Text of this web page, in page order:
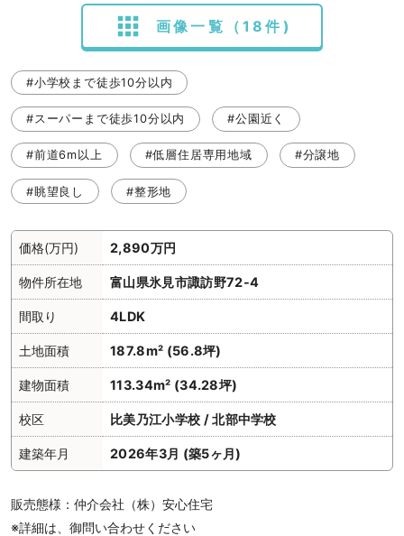
画像一覧（18件)
#小学校まで徒歩10分以内
#スーパーまで徒歩10分以内 #公園近く
#前道6m以上 #低層住居専用地域 #分譲地
#眺望良し #整形地
価格(万円) 2,890万円
物件所在地 富山県氷見市諏訪野72-4
間取り 4LDK
土地面積 187.8m² (56.8坪)
建物面積 113.34m² (34.28坪)
校区 比美乃江小学校 / 北部中学校
建築年月 2026年3月 (築5ヶ月)
販売態様：仲介会社（株）安心住宅
※詳細は、御問い合わせください